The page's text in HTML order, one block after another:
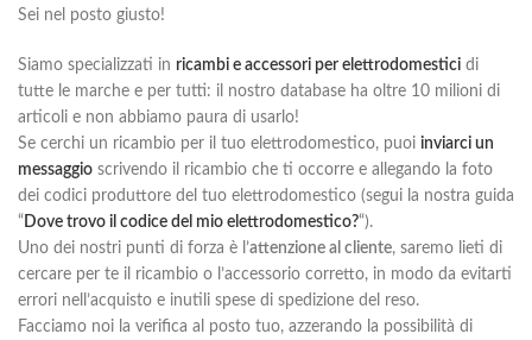
Sei nel posto giusto!
Siamo specializzati in ricambi e accessori per elettrodomestici di
tutte le marche e per tutti: il nostro database ha oltre 10 milioni di
articoli e non abbiamo paura di usarlo!
Se cerchi un ricambio per il tuo elettrodomestico, puoi inviarci un
messaggio scrivendo il ricambio che ti occorre e allegando la foto
dei codici produttore del tuo elettrodomestico (segui la nostra guida
“ Dove trovo il codice del mio elettrodomestico?“).
Uno dei nostri punti di forza è l’attenzione al cliente, saremo lieti di
cercare per te il ricambio o l’accessorio corretto, in modo da evitarti
errori nell’acquisto e inutili spese di spedizione del reso.
Facciamo noi la verifica al posto tuo, azzerando la possibilità di